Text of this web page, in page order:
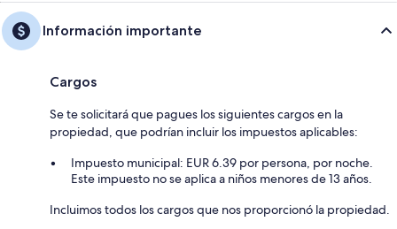
Información importante
Cargos
Se te solicitará que pagues los siguientes cargos en la
propiedad, que podrían incluir los impuestos aplicables:
Impuesto municipal: EUR 6.39 por persona, por noche.
Este impuesto no se aplica a niños menores de 13 años.
Incluimos todos los cargos que nos proporcionó la propiedad.